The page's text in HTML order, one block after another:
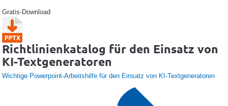
Gratis-Download
Richtlinienkatalog für den Einsatz von
KI-Textgeneratoren
Wichtige Powerpoint-Arbeitshilfe für den Einsatz von KI-Textgeneratoren